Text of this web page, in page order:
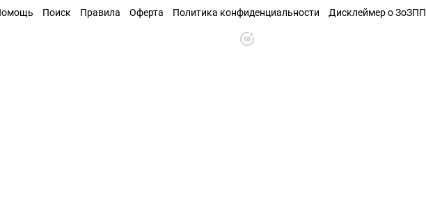
Поиск Правила Оферта Политика конфиденциальности Дисклеймер о ЗоЗПП